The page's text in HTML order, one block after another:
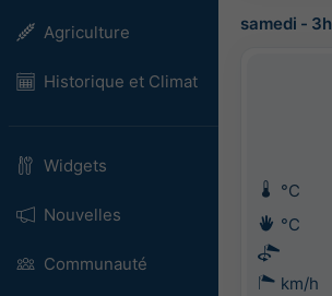
Agriculture
Historique et Climat
Widgets
Nouvelles
Communauté
samedi - 3h
°C
°C
km/h